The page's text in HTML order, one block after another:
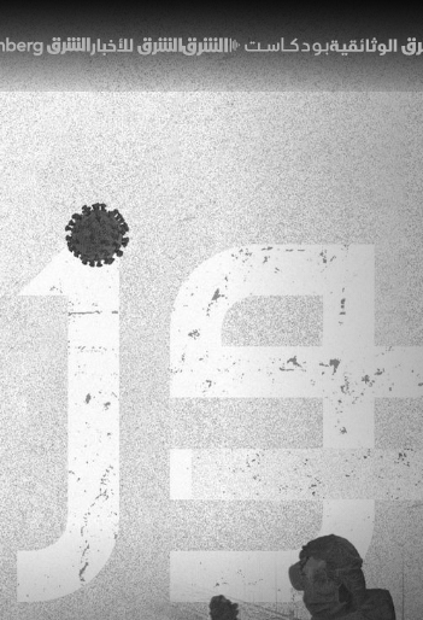
الوثائقيةالشرق بودكاست الشرق للأخبارالشرق Bloomberg